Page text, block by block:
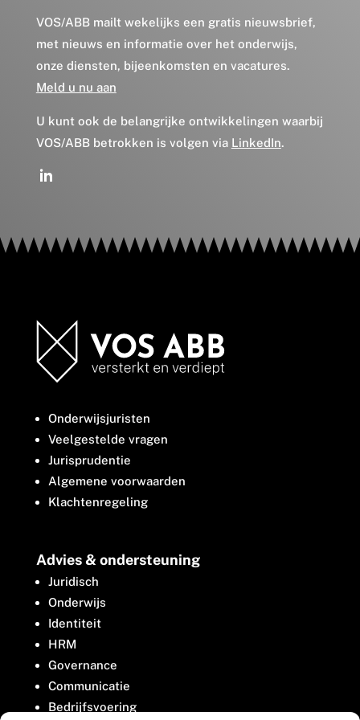
VOS/ABB mailt wekelijks een gratis nieuwsbrief,
met nieuws en informatie over het onderwijs,
onze diensten, bijeenkomsten en vacatures.
Meld u nu aan
U kunt ook de belangrijke ontwikkelingen waarbij
VOS/ABB betrokken is volgen via LinkedIn.
Onderwijsjuristen
Veelgestelde vragen
Jurisprudentie
Algemene voorwaarden
Klachtenregeling
Advies & ondersteuning
Juridisch
Onderwijs
Identiteit
HRM
Governance
Communicatie
Bedrijfsvoering